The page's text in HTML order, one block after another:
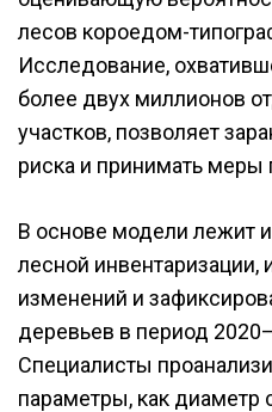
лесов короедом-
Исследование,
более двух миллионов
участков, позволяет
риска и принимать меры
В основе модели лежит
лесной инвентаризации,
изменений и
деревьев в период
Специалисты
параметры, как диаметр